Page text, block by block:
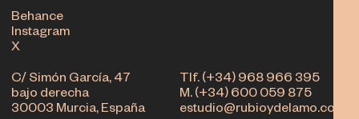
Tlf. (+34) 968 966 395
M. (+34) 600 059 875
estudio@rubioydelamo.com
C/ Simón García, 47
bajo derecha
30003 Murcia, España
Behance
Instagram
X